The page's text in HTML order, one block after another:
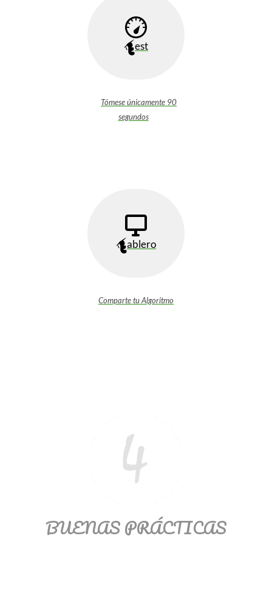
est
Tómese únicamente 90
segundos
ablero
Comparte tu Algoritmo
BUENAS PRÁCTICAS